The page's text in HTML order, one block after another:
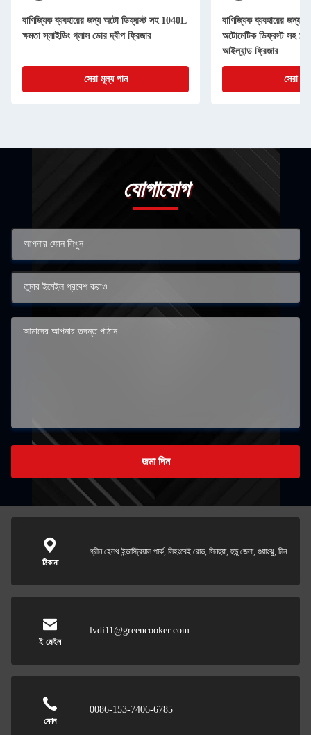
বাণিজ্যিক ব্যবহারের জন্য অটো ডিফ্রস্ট সহ 1040L
ক্ষমতা স্লাইডিং গ্লাস ডোর দ্বীপ ফ্রিজার
সেরা মূল্য পান
বাণিজ্যিক ব্যবহারের জন্য
অটোমেটিক ডিফ্রস্ট সহ
আইল্যান্ড ফ্রিজার
সেরা
যোগাযোগ
জমা দিন
ঠিকানা
গ্রীন হেলথ ইন্ডাস্ট্রিয়াল পার্ক, লিহংবেই রোড, সিনহুয়া, হুডু জেলা, গুয়াংঝু, চীন
ই-মেইল
lvdi11@greencooker.com
ফোন
0086-153-7406-6785